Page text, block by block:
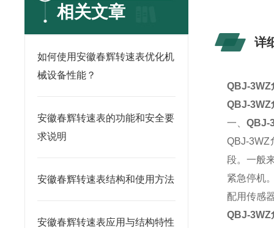
相关文章
如何使用安徽春辉转速表优化机
械设备性能？
安徽春辉转速表的功能和安全要
求说明
安徽春辉转速表结构和使用方法
安徽春辉转速表应用与结构特性
详
QBJ-3WZ
QBJ-3WZ
一、QBJ-
QBJ-3WZ
段。一般
紧急停机
配用传感
QBJ-3WZ